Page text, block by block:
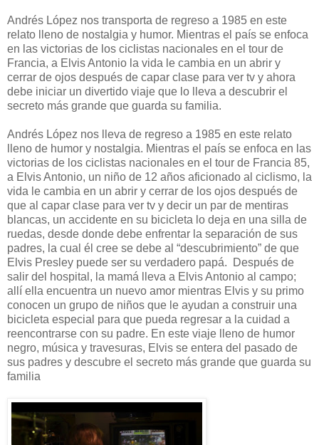
Andrés López nos transporta de regreso a 1985 en este
relato lleno de nostalgia y humor. Mientras el país se enfoca
en las victorias de los ciclistas nacionales en el tour de
Francia, a Elvis Antonio la vida le cambia en un abrir y
cerrar de ojos después de capar clase para ver tv y ahora
debe iniciar un divertido viaje que lo lleva a descubrir el
secreto más grande que guarda su familia.
Andrés López nos lleva de regreso a 1985 en este relato
lleno de humor y nostalgia. Mientras el país se enfoca en las
victorias de los ciclistas nacionales en el tour de Francia 85,
a Elvis Antonio, un niño de 12 años aficionado al ciclismo, la
vida le cambia en un abrir y cerrar de los ojos después de
que al capar clase para ver tv y decir un par de mentiras
blancas, un accidente en su bicicleta lo deja en una silla de
ruedas, desde donde debe enfrentar la separación de sus
padres, la cual él cree se debe al “descubrimiento” de que
Elvis Presley puede ser su verdadero papá. Después de
salir del hospital, la mamá lleva a Elvis Antonio al campo;
allí ella encuentra un nuevo amor mientras Elvis y su primo
conocen un grupo de niños que le ayudan a construir una
bicicleta especial para que pueda regresar a la cuidad a
reencontrarse con su padre. En este viaje lleno de humor
negro, música y travesuras, Elvis se entera del pasado de
sus padres y descubre el secreto más grande que guarda su
familia